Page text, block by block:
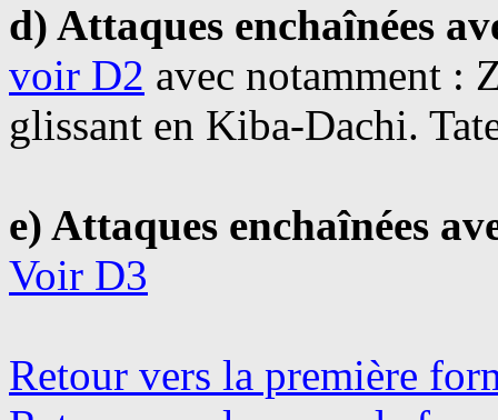
d) Attaques enchaînées
voir D2 avec notamment :
glissant en Kiba-Dachi.
e) Attaques enchaînées
Voir D3
Retour vers la première